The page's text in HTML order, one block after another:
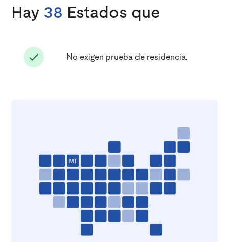
Hay 38 Estados que
No exigen prueba de residencia.